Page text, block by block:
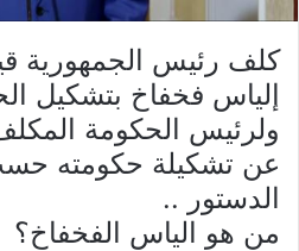
كلف رئيس الجمهورية
إلياس فخفاخ بتشكيل
الدستور ..
من هو الياس الفخفاخ؟